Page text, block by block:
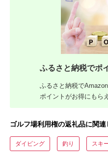
ふるさと納税でポ
ふるさと納税で
ポイントがお得にもら
ゴルフ場利用権の返礼品に関連
ダイビング 釣り スキ